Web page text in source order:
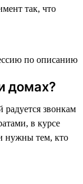
так, что
домах?
звонкам
в курсе
нужны тем, кто